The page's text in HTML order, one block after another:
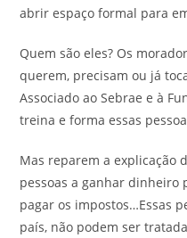
abrir espaço formal para
Quem são eles? Os
querem, precisam ou já
Associado ao Sebrae e à
treina e forma essas
Mas reparem a explicação
pessoas a ganhar dinheiro
pagar os impostos…Essas
país, não podem ser